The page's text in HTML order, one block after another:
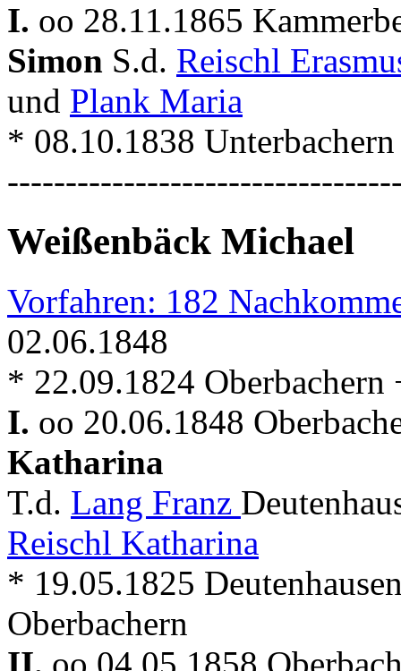
I. oo 28.11.1865
Simon S.d. Reischl
und Plank Maria
* 08.10.1838
Weißenbäck Michael
Vorfahren: 182
02.06.1848
* 22.09.1824 Oberbachern
I. oo 20.06.1848
Katharina
T.d. Lang Franz
Reischl Katharina
* 19.05.1825
Oberbachern